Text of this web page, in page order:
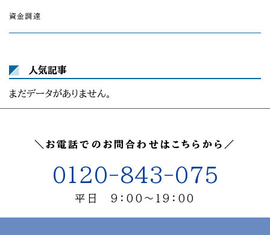
資金調達
人気記事
まだデータがありません。
＼お電話でのお問合わせはこちらから／
0120-843-075
平日 9：00～19：00